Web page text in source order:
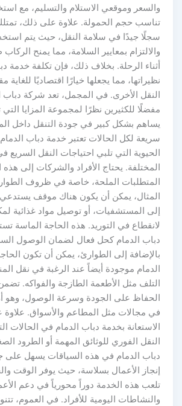
والسعر وموقعي الاستلام والتسليم، مع
تناسب حجم الحمولة. علاوة على ذلك، تمتلك
سجلًا جيدًا في سلامة النقل، حيث يتم
والالتزام بمعايير السلامة، مما يمنح الركاب
أثناء الرحلة. بخلاف ذلك، فإن تكلفة خدمة
نظيراتها، مما يجعلها خيارًا اقتصاديًا للغاية
النقل الأخرى. في المجمل، تعد شركة دباب
مفضلًا للكثيرين نظرًا لمجموعة المزايا التي
يساهم بشكل كبير في جودة التنقل داخل
سريعة لكل الحالات تعتبر خدمة دباب الدمام
الحيوية التي تلبي احتياجات النقل السريع
المختلفة. يحتاج الأفراد والشركات إلى هذه
المتطلبات الملحة، خاصة في ظروف
المثال، يمكن أن يكون هناك موقف يستدعي
إلى المستشفيات، أو توصيل مواد غذائية
لانقطاع في التوريد. هذه الحاجة الماسة
دباب الدمام كحل فعال لضمان الوصول
بالإضافة إلى الطوارئ، يمكن أن تكون الحاجة
الدمام موجودة أيضاً عند الرغبة في نقل
التلف مثل الأطعمة الطازجة والفواكه. تضمن
الحفاظ على الجودة وسرعة الوصول، وهو أمر
في مجالات مثل المطاعم والأسواق. علاوة
الاستعانة بخدمة دباب الدمام في الحالات
النقل الفوري للوثائق المهمة أو الطرود
دباب الدمام في هذه السياقات يسهل على
إنجاز الأعمال بسلاسة، حيث يوفر الوقت
تلعب هذه الخدمة دوراً محورياً في دعم
والنشاطات اليومية للأفراد. في العموم،